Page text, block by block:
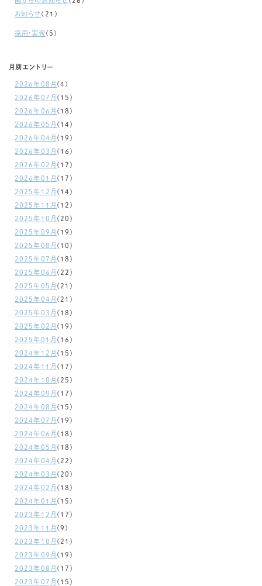
お知らせ(21)
採用・実習 (5)
月別エントリー
2026年08月 (4)
2026年07月 (15)
2026年06月 (18)
2026年05月 (14)
2026年04月 (19)
2026年03月 (16)
2026年02月 (17)
2026年01月 (17)
2025年12月 (14)
2025年11月 (12)
2025年10月 (20)
2025年09月 (19)
2025年08月 (10)
2025年07月 (18)
2025年06月 (22)
2025年05月 (21)
2025年04月 (21)
2025年03月 (18)
2025年02月 (19)
2025年01月 (16)
2024年12月 (15)
2024年11月 (17)
2024年10月 (25)
2024年09月 (17)
2024年08月 (15)
2024年07月 (19)
2024年06月 (18)
2024年05月 (18)
2024年04月 (22)
2024年03月 (20)
2024年02月 (18)
2024年01月 (15)
2023年12月 (17)
2023年11月 (9)
2023年10月 (21)
2023年09月 (19)
2023年08月 (17)
2023年07月 (15)